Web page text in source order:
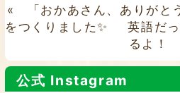
«
「おかあさん、ありが
をつくりました✨
英語だ
るよ！
公式 Instagram